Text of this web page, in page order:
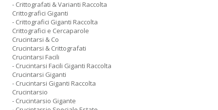
- Crittografati & Varianti Raccolta
Crittografici Giganti
- Crittografici Giganti Raccolta
Crittografici e Cercaparole
Crucintarsi & Co
Crucintarsi & Crittografati
Crucintarsi Facili
- Crucintarsi Facili Giganti Raccolta
Crucintarsi Giganti
- Crucintarsi Giganti Raccolta
Crucintarsio
- Crucintarsio Gigante